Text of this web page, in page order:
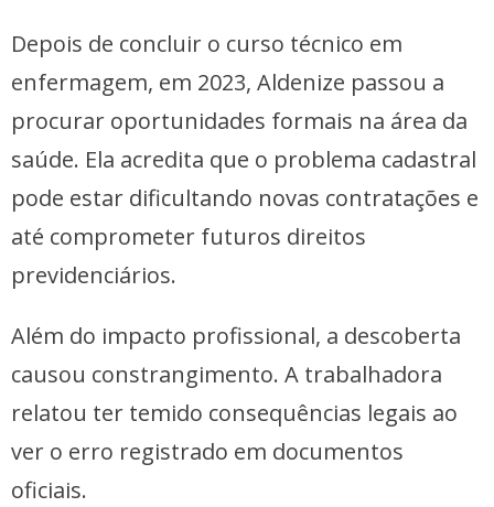
Depois de concluir o curso técnico em
enfermagem, em 2023, Aldenize passou a
procurar oportunidades formais na área da
saúde. Ela acredita que o problema cadastral
pode estar dificultando novas contratações e
até comprometer futuros direitos
previdenciários.
Além do impacto profissional, a descoberta
causou constrangimento. A trabalhadora
relatou ter temido consequências legais ao
ver o erro registrado em documentos
oficiais.